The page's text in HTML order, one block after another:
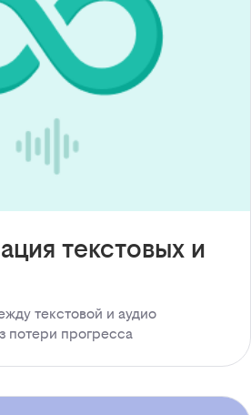
текстовых и
текстовой и аудио
потери прогресса